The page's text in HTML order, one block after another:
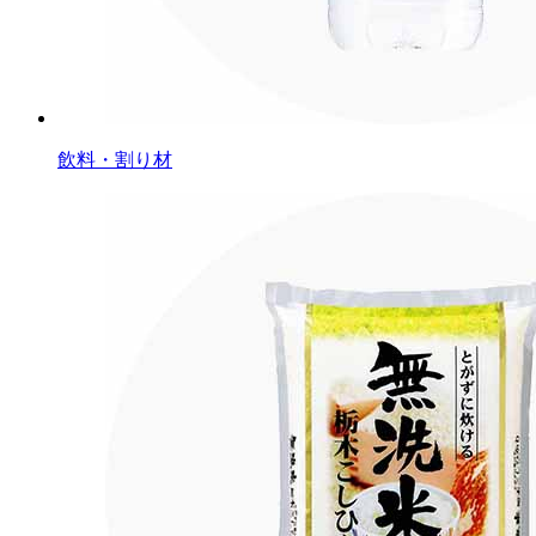
飲料・割り材